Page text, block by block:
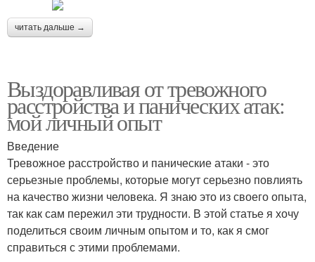
читать дальше →
Выздоравливая от тревожного
расстройства и панических атак:
мой личный опыт
Введение
Тревожное расстройство и панические атаки - это
серьезные проблемы, которые могут серьезно повлиять
на качество жизни человека. Я знаю это из своего опыта,
так как сам пережил эти трудности. В этой статье я хочу
поделиться своим личным опытом и то, как я смог
справиться с этими проблемами.